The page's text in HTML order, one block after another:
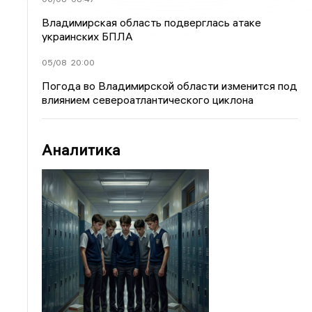
Владимирская область подверглась атаке
украинских БПЛА
05/08 20:00
Погода во Владимирской области изменится под
влиянием североатлантического циклона
Аналитика